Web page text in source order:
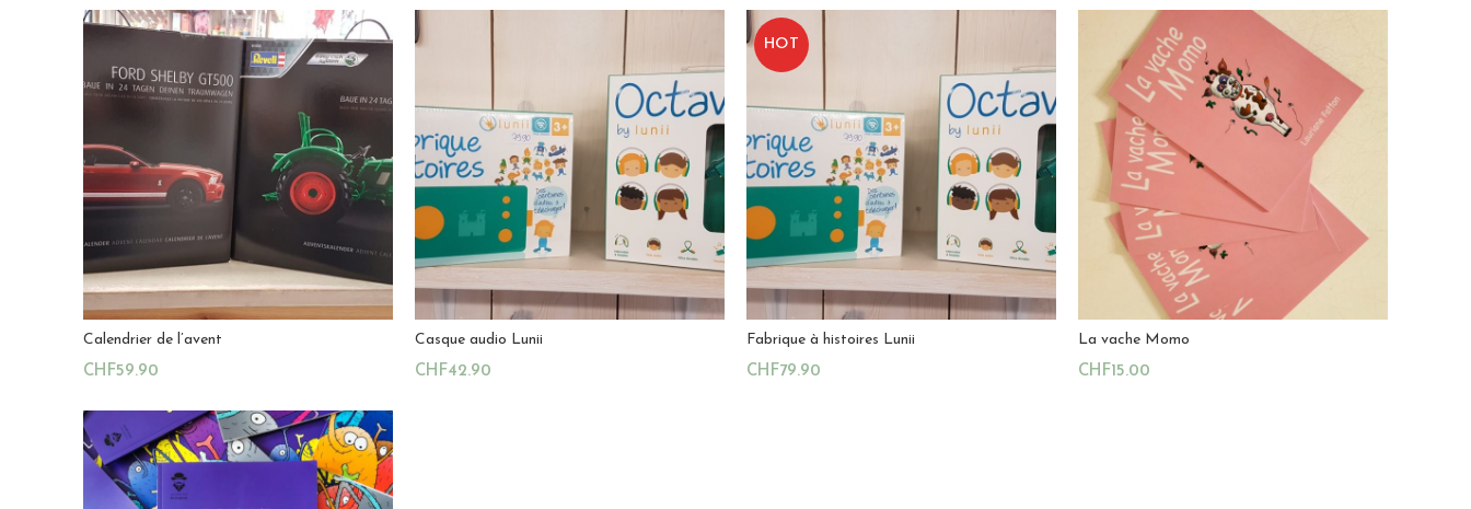
Calendrier de l’avent
CHF59.90
Magasin: La Cabane du Hibou
Casque audio Lunii
CHF42.90
HOT
Fabrique à histoires Lunii
CHF79.90
La vache Momo
CHF15.00